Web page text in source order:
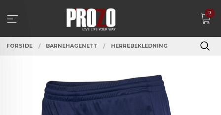
innholdet
0
FORSIDE BARNEHAGENETT HERREBEKLEDNING